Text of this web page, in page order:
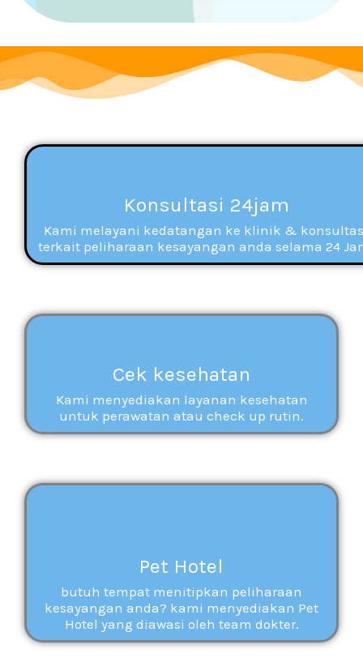
Konsultasi 24jam
Kami melayani kedatangan ke klinik &
terkait peliharaan kesayangan anda selama 24
Cek kesehatan
Kami menyediakan layanan kesehatan
untuk perawatan atau check up rutin.
Pet Hotel
butuh tempat menitipkan peliharaan
kesayangan anda? kami menyediakan Pet
Hotel yang diawasi oleh team dokter.